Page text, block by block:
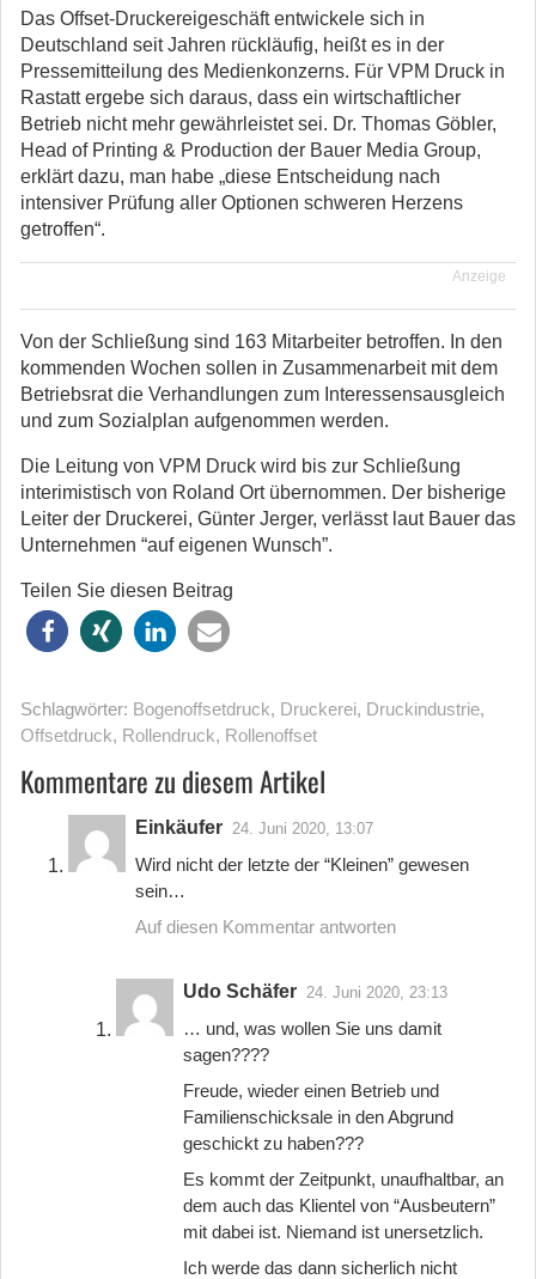
Das Offset-Druckereigeschäft entwickele sich in
Deutschland seit Jahren rückläufig, heißt es in der
Pressemitteilung des Medienkonzerns. Für VPM Druck in
Rastatt ergebe sich daraus, dass ein wirtschaftlicher
Betrieb nicht mehr gewährleistet sei. Dr. Thomas Göbler,
Head of Printing & Production der Bauer Media Group,
erklärt dazu, man habe „diese Entscheidung nach
intensiver Prüfung aller Optionen schweren Herzens
getroffen“.
Anzeige
Von der Schließung sind 163 Mitarbeiter betroffen. In den
kommenden Wochen sollen in Zusammenarbeit mit dem
Betriebsrat die Verhandlungen zum Interessensausgleich
und zum Sozialplan aufgenommen werden.
Die Leitung von VPM Druck wird bis zur Schließung
interimistisch von Roland Ort übernommen. Der bisherige
Leiter der Druckerei, Günter Jerger, verlässt laut Bauer das
Unternehmen “auf eigenen Wunsch”.
Teilen Sie diesen Beitrag
Schlagwörter: Bogenoffsetdruck, Druckerei, Druckindustrie,
Offsetdruck, Rollendruck, Rollenoffset
Kommentare zu diesem Artikel
Einkäufer 24. Juni 2020, 13:07
Wird nicht der letzte der “Kleinen” gewesen
sein…
Auf diesen Kommentar antworten
Udo Schäfer 24. Juni 2020, 23:13
… und, was wollen Sie uns damit
sagen????
Freude, wieder einen Betrieb und
Familienschicksale in den Abgrund
geschickt zu haben???
Es kommt der Zeitpunkt, unaufhaltbar, an
dem auch das Klientel von “Ausbeutern”
mit dabei ist. Niemand ist unersetzlich.
Ich werde das dann sicherlich nicht